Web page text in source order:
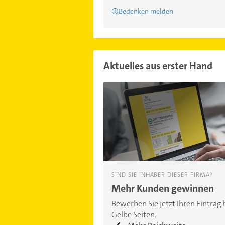
Bedenken melden
Aktuelles aus erster Hand
SIND SIE INHABER DIESER FIRMA?
Mehr Kunden gewinnen
Bewerben Sie jetzt Ihren Eintrag
Gelbe Seiten.